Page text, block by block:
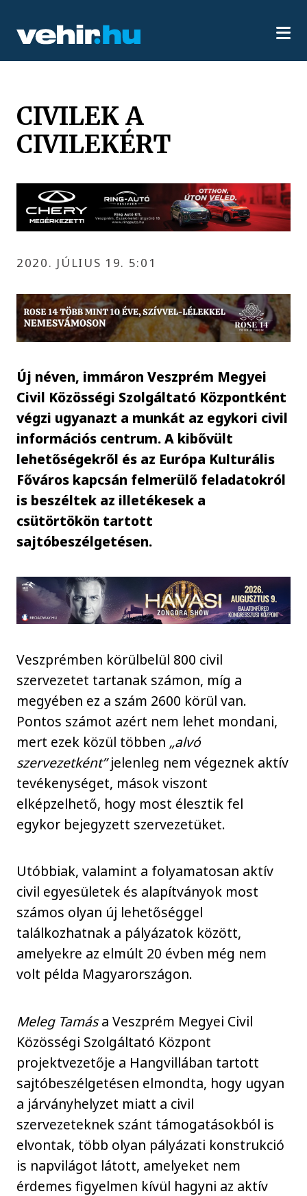
CIVILEK A
CIVILEKÉRT
2020. JÚLIUS 19. 5:01
Új néven, immáron Veszprém Megyei
Civil Közösségi Szolgáltató Központként
végzi ugyanazt a munkát az egykori civil
információs centrum. A kibővült
lehetőségekről és az Európa Kulturális
Főváros kapcsán felmerülő feladatokról
is beszéltek az illetékesek a
csütörtökön tartott
sajtóbeszélgetésen.
Veszprémben körülbelül 800 civil
szervezetet tartanak számon, míg a
megyében ez a szám 2600 körül van.
Pontos számot azért nem lehet mondani,
mert ezek közül többen „alvó
szervezetként”jelenleg nem végeznek aktív
tevékenységet, mások viszont
elképzelhető, hogy most élesztik fel
egykor bejegyzett szervezetüket.
Utóbbiak, valamint a folyamatosan aktív
civil egyesületek és alapítványok most
számos olyan új lehetőséggel
találkozhatnak a pályázatok között,
amelyekre az elmúlt 20 évben még nem
volt példa Magyarországon.
Meleg Tamása Veszprém Megyei Civil
Közösségi Szolgáltató Központ
projektvezetője a Hangvillában tartott
sajtóbeszélgetésen elmondta, hogy ugyan
a járványhelyzet miatt a civil
szervezeteknek szánt támogatásokból is
elvontak, több olyan pályázati konstrukció
is napvilágot látott, amelyeket nem
érdemes figyelmen kívül hagyni az aktív